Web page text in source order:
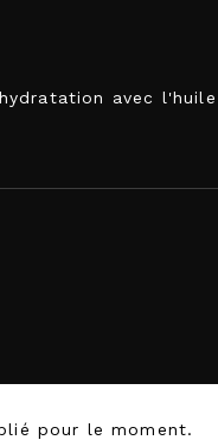
avec l'huile
pour le moment.